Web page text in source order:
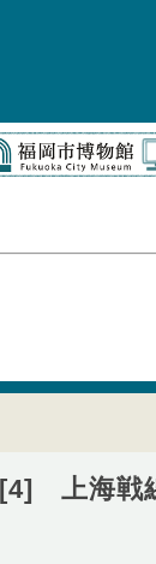
[4] 上海戦